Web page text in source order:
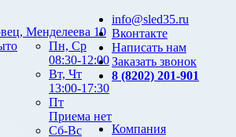
Менделеева 10
Пн, Ср
08:30-12:00
Вт, Чт
13:00-17:30
Пт
Приема нет
Сб-Вс
info@sled35.ru
Вконтакте
Написать нам
Заказать звонок
8 (8202) 201-901
Компания